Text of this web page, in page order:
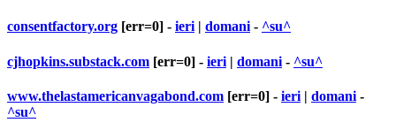
consentfactory.org [err=0] - ieri | domani - ^su^
cjhopkins.substack.com [err=0] - ieri | domani - ^su^
www.thelastamericanvagabond.com [err=0] - ieri | domani -
^su^